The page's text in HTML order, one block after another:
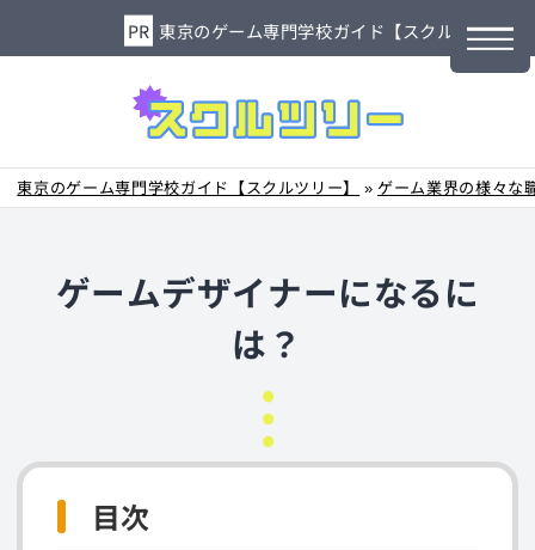
東京のゲーム専門学校ガイド【スクルツリー】
東京のゲーム専門学校ガイド【スクルツリー】 » ゲーム業界の様々な
ゲームデザイナーになるに
は？
目次